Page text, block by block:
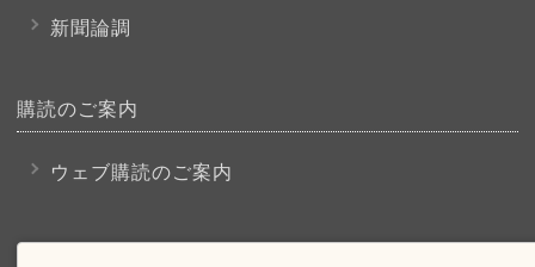
新聞論調
購読のご案内
ウェブ購読のご案内
お問い合わせ